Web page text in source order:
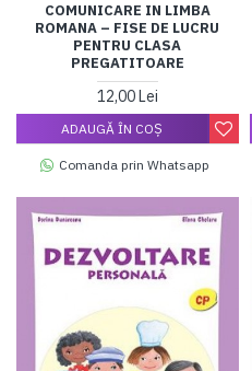
COMUNICARE IN LIMBA
ROMANA – FISE DE LUCRU
PENTRU CLASA
PREGATITOARE
12,00 Lei
ADAUGĂ ÎN COŞ
Comanda prin Whatsapp